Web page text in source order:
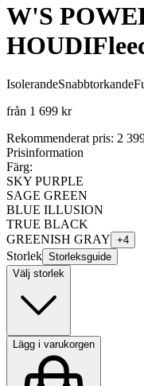
W'S
HOUDI
IsolerandeSnabbtorkande
från 1 699 kr
Rekommenderat pris: 2
Prisinformation
Färg:
SKY PURPLE
SAGE GREEN
BLUE ILLUSION
TRUE BLACK
GREENISH GRAY +4
Storlek Storleksguide
Välj storlek
Lägg i varukorgen